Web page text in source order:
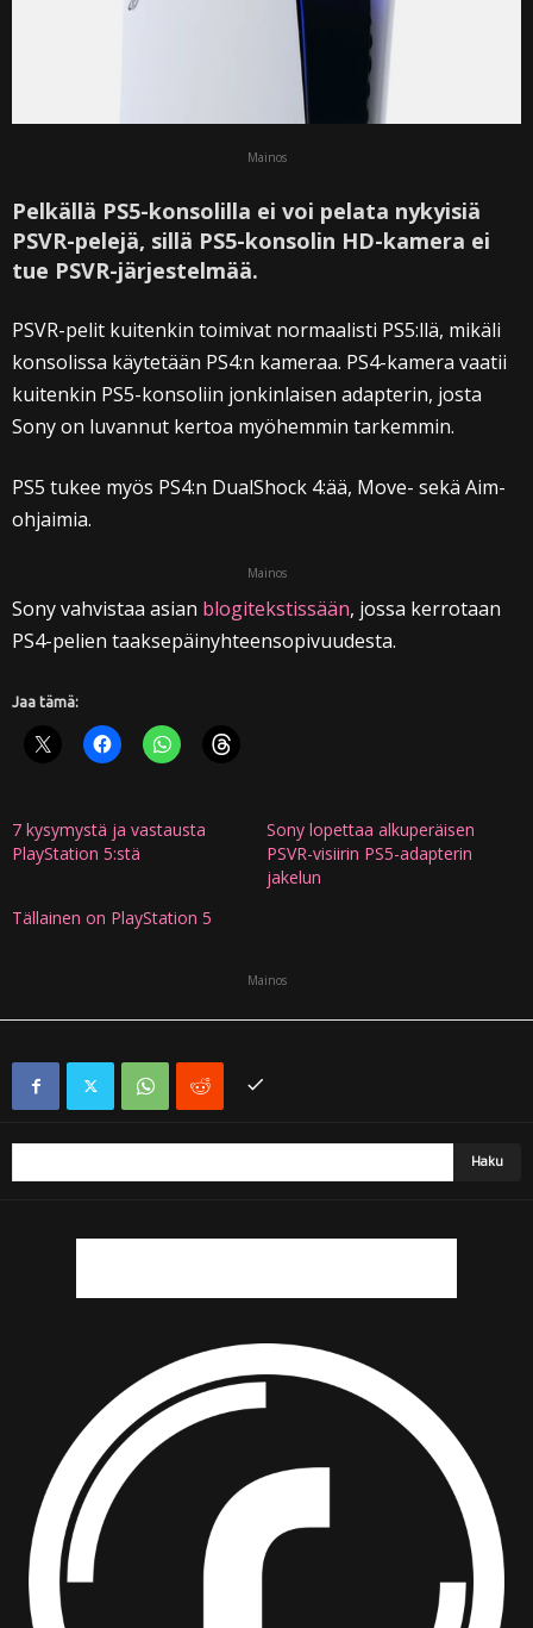
Mainos
Pelkällä PS5-konsolilla ei voi pelata nykyisiä
PSVR-pelejä, sillä PS5-konsolin HD-kamera ei
tue PSVR-järjestelmää.
PSVR-pelit kuitenkin toimivat normaalisti PS5:llä, mikäli
konsolissa käytetään PS4:n kameraa. PS4-kamera vaatii
kuitenkin PS5-konsoliin jonkinlaisen adapterin, josta
Sony on luvannut kertoa myöhemmin tarkemmin.
PS5 tukee myös PS4:n DualShock 4:ää, Move- sekä Aim-
ohjaimia.
Mainos
Sony vahvistaa asian blogitekstissään, jossa kerrotaan
PS4-pelien taaksepäinyhteensopivuudesta.
Jaa tämä:
7 kysymystä ja vastausta
PlayStation 5:stä
Sony lopettaa alkuperäisen
PSVR-visiirin PS5-adapterin
jakelun
Tällainen on PlayStation 5
Mainos